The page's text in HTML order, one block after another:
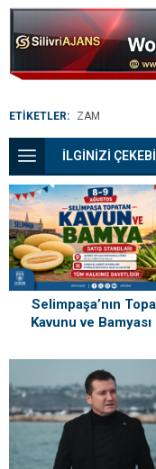
ETİKETLER: ZAM
İLGİNİZİ
Selimpaşa’nın
Kavunu ve
Buluşuyor